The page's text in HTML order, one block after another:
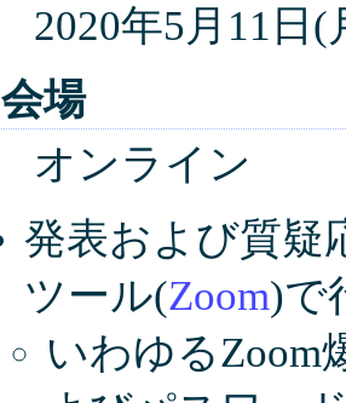
2020年5月11日(
会場
オンライン
発表および質疑
ツール(Zoom)で
いわゆるZoom